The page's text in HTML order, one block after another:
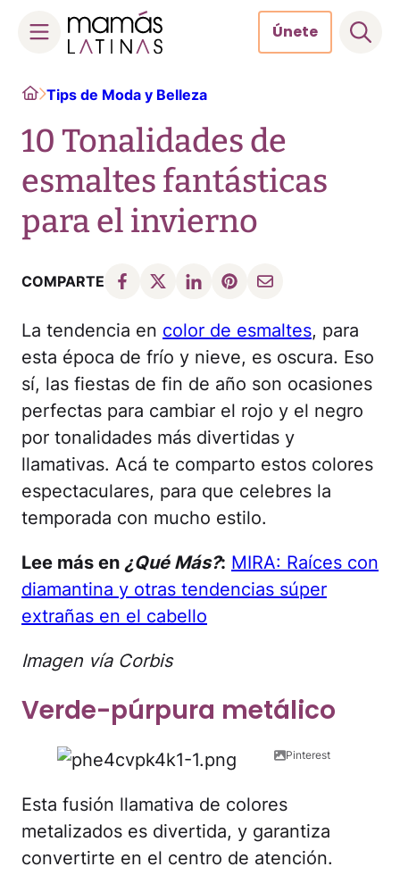
content
Únete
HomeTips de Moda y Belleza
10 Tonalidades de
esmaltes fantásticas
para el invierno
COMPARTE
La tendencia en color de esmaltes, para
esta época de frío y nieve, es oscura. Eso
sí, las fiestas de fin de año son ocasiones
perfectas para cambiar el rojo y el negro
por tonalidades más divertidas y
llamativas. Acá te comparto estos colores
espectaculares, para que celebres la
temporada con mucho estilo.
Lee más en ¿Qué Más?: MIRA: Raíces con
diamantina y otras tendencias súper
extrañas en el cabello
Imagen vía Corbis
Verde-púrpura metálico
Pinterest
Esta fusión llamativa de colores
metalizados es divertida, y garantiza
convertirte en el centro de atención.